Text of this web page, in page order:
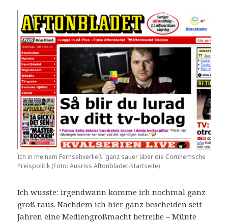
Ich in meinem Fernsehverließ: ganz sauer über die Comhemsche
Preispolitik (Foto: Ausriss Aftonbladet-Startseite)
Ich wusste: irgendwann komme ich nochmal ganz
groß raus. Nachdem ich hier ganz bescheiden seit
Jahren eine Mediengroßmacht betreibe – Münte